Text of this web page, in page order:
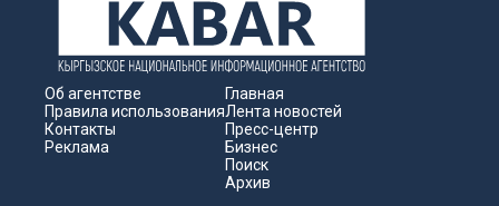
Об агентстве
Правила использования
Контакты
Реклама
Главная
Лента новостей
Пресс-центр
Бизнес
Поиск
Архив